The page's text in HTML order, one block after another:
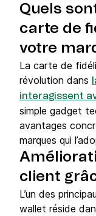
Quels
carte de
votre
La carte de
révolution dans
interagissent
simple gadget
avantages
marques qui
client
L’un des
wallet réside